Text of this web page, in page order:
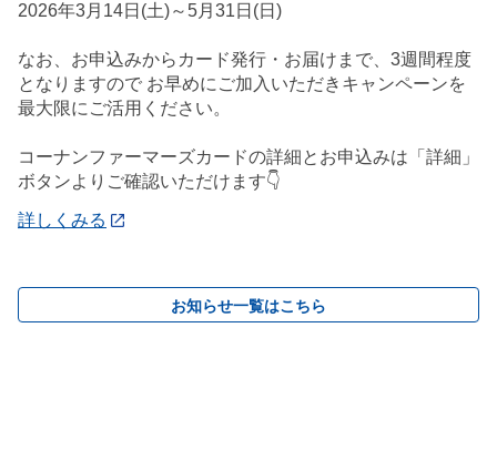
2026年3月14日(土)～5月31日(日)
なお、お申込みからカード発行・お届けまで、3週間程度
となりますので お早めにご加入いただきキャンペーンを
最大限にご活用ください。
コーナンファーマーズカードの詳細とお申込みは「詳細」
ボタンよりご確認いただけます👇
詳しくみる
お知らせ一覧はこちら